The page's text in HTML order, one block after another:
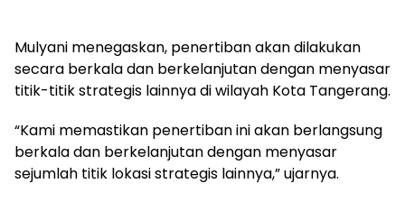
Mulyani menegaskan, penertiban akan dilakukan
secara berkala dan berkelanjutan dengan menyasar
titik-titik strategis lainnya di wilayah Kota Tangerang.
“Kami memastikan penertiban ini akan berlangsung
berkala dan berkelanjutan dengan menyasar
sejumlah titik lokasi strategis lainnya,” ujarnya.